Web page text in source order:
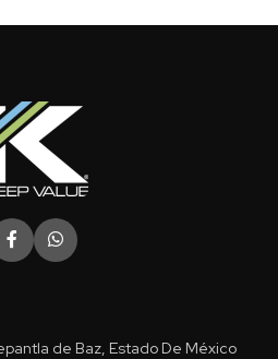
de Baz, Estado De México